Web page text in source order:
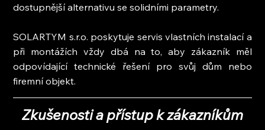
dostupnější alternativu se solidními parametry.
SOLARTYM s.r.o. poskytuje servis vlastních instalací a
při montážích vždy dbá na to, aby zákazník měl
odpovídající technické řešení pro svůj dům nebo
firemní objekt.
Zkušenosti a přístup k zákazníkům